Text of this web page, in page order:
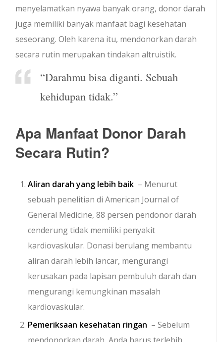
menyelamatkan nyawa banyak orang, donor darah
juga memiliki banyak manfaat bagi kesehatan
seseorang. Oleh karena itu, mendonorkan darah
secara rutin merupakan tindakan altruistik.
“Darahmu bisa diganti. Sebuah
kehidupan tidak.”
Apa Manfaat Donor Darah
Secara Rutin?
Aliran darah yang lebih baik – Menurut
sebuah penelitian di American Journal of
General Medicine, 88 persen pendonor darah
cenderung tidak memiliki penyakit
kardiovaskular. Donasi berulang membantu
aliran darah lebih lancar, mengurangi
kerusakan pada lapisan pembuluh darah dan
mengurangi kemungkinan masalah
kardiovaskular.
Pemeriksaan kesehatan ringan – Sebelum